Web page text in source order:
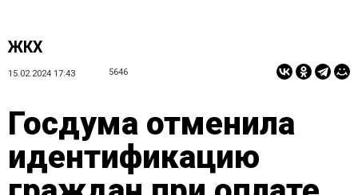
ЖКХ
15.02.2024 17:43 5646
Госдума отменила
идентификацию